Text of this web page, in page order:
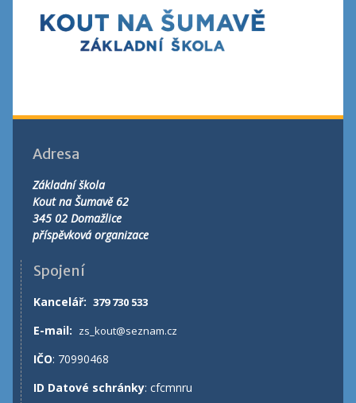
Adresa
Základní škola
Kout na Šumavě 62
345 02 Domažlice
příspěvková organizace
Spojení
Kancelář: 379 730 533
E-mail: zs_kout@seznam.cz
IČO: 70990468
ID Datové schránky: cfcmnru